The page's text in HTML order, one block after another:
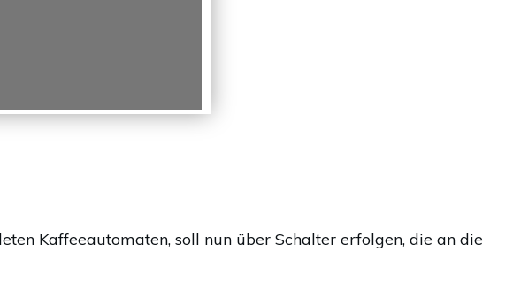
Kaffeeautomaten, soll nun über Schalter erfolgen, die an die